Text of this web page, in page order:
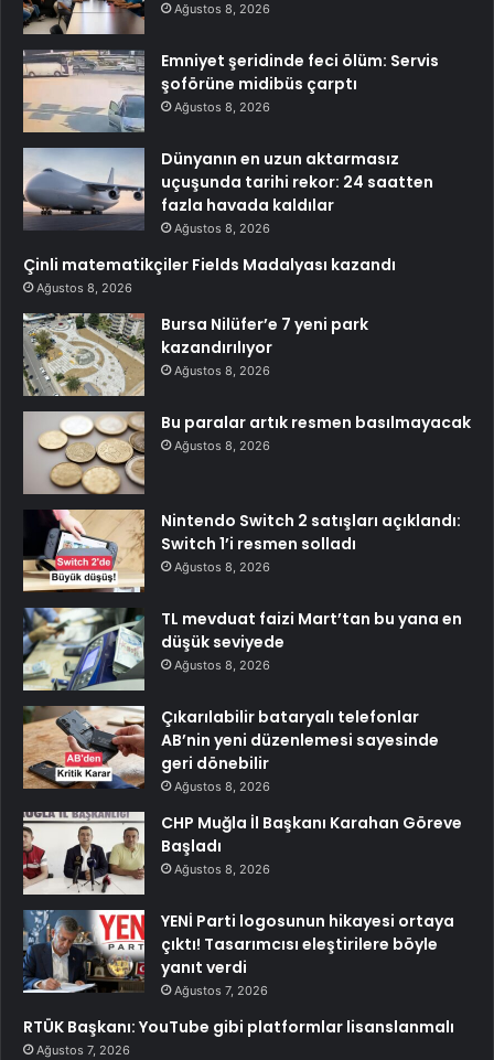
Ağustos 8, 2026
Emniyet şeridinde feci ölüm: Servis
şoförüne midibüs çarptı
Ağustos 8, 2026
Dünyanın en uzun aktarmasız
uçuşunda tarihi rekor: 24 saatten
fazla havada kaldılar
Ağustos 8, 2026
Çinli matematikçiler Fields Madalyası kazandı
Ağustos 8, 2026
Bursa Nilüfer’e 7 yeni park
kazandırılıyor
Ağustos 8, 2026
Bu paralar artık resmen basılmayacak
Ağustos 8, 2026
Nintendo Switch 2 satışları açıklandı:
Switch 1’i resmen solladı
Ağustos 8, 2026
TL mevduat faizi Mart’tan bu yana en
düşük seviyede
Ağustos 8, 2026
Çıkarılabilir bataryalı telefonlar
AB’nin yeni düzenlemesi sayesinde
geri dönebilir
Ağustos 8, 2026
CHP Muğla İl Başkanı Karahan Göreve
Başladı
Ağustos 8, 2026
YENİ Parti logosunun hikayesi ortaya
çıktı! Tasarımcısı eleştirilere böyle
yanıt verdi
Ağustos 7, 2026
RTÜK Başkanı: YouTube gibi platformlar lisanslanmalı
Ağustos 7, 2026